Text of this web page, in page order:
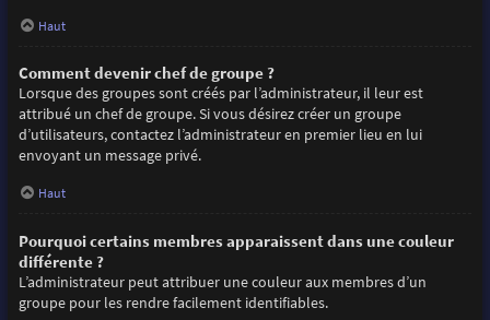
Haut
Comment devenir chef de groupe ?
Lorsque des groupes sont créés par l’administrateur, il leur est
attribué un chef de groupe. Si vous désirez créer un groupe
d’utilisateurs, contactez l’administrateur en premier lieu en lui
envoyant un message privé.
Haut
Pourquoi certains membres apparaissent dans une couleur
différente ?
L’administrateur peut attribuer une couleur aux membres d’un
groupe pour les rendre facilement identifiables.